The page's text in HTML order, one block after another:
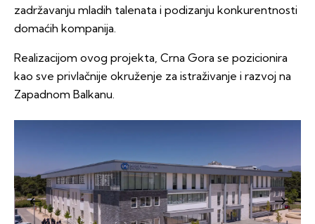
zadržavanju mladih talenata i podizanju konkurentnosti
domaćih kompanija.
Realizacijom ovog projekta, Crna Gora se pozicionira
kao sve privlačnije okruženje za istraživanje i razvoj na
Zapadnom Balkanu.